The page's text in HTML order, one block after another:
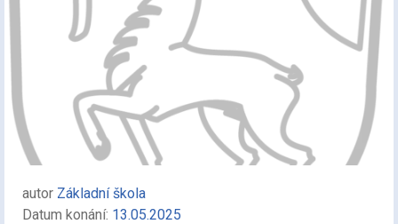
autor Základní škola
Datum konání: 13.05.2025